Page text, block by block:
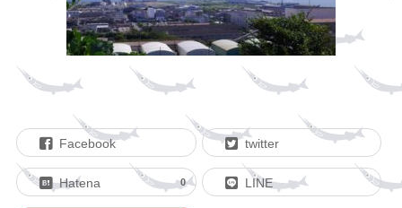
Facebook twitter
Hatena 0 LINE